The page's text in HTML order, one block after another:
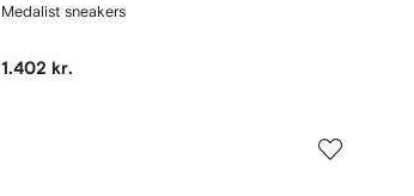
Medalist sneakers
1.402 kr.